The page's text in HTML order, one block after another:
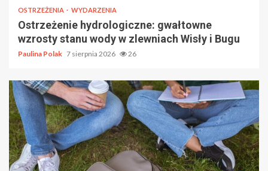
OSTRZEŻENIA WYDARZENIA
Ostrzeżenie hydrologiczne: gwałtowne
wzrosty stanu wody w zlewniach Wisły i Bugu
Paulina Polak 7 sierpnia 2026 26